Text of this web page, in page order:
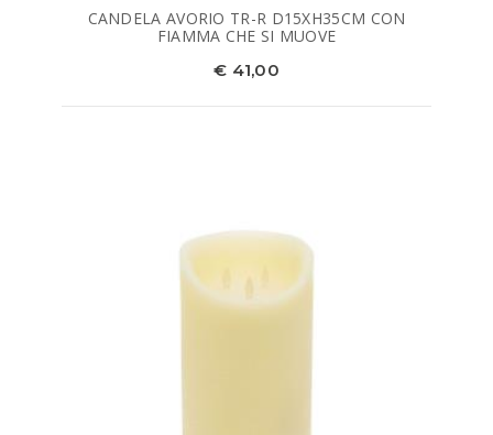
CANDELA AVORIO TR-R D15XH35CM CON
FIAMMA CHE SI MUOVE
€ 41,00